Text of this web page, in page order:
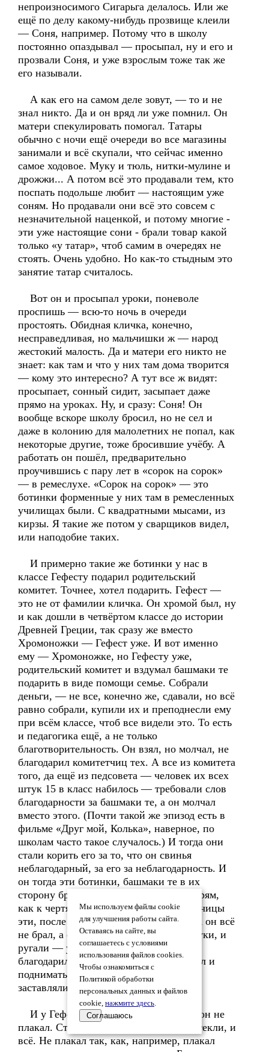
непроизносимого Сигарьга делалось. Или же
ещё по делу какому-нибудь прозвище клеили
— Соня, например. Потому что в школу
постоянно опаздывал — просыпал, ну и его и
прозвали Соня, и уже взрослым тоже так же
его называли.
А как его на самом деле зовут, — то и не
знал никто. Да и он вряд ли уже помнил. Он
матери спекулировать помогал. Татары
обычно с ночи ещё очереди во все магазины
занимали и всё скупали, что сейчас именно
самое ходовое. Муку и тюль, нитки-мулине и
дрожжи... А потом всё это продавали тем, кто
поспать подольше любит — настоящим уже
соням. Но продавали они всё это совсем с
незначительной наценкой, и потому многие -
эти уже настоящие сони - брали товар какой
только «у татар», чтоб самим в очередях не
стоять. Очень удобно. Но как-то стыдным это
занятие татар считалось.
Вот он и просыпал уроки, поневоле
проспишь — всю-то ночь в очереди
простоять. Обидная кличка, конечно,
несправедливая, но мальчишки ж — народ
жестокий малость. Да и матери его никто не
знает: как там и что у них там дома творится
— кому это интересно? А тут все ж видят:
просыпает, сонный сидит, засыпает даже
прямо на уроках. Ну, и сразу: Соня! Он
вообще вскоре школу бросил, но не сел и
даже в колонию для малолетних не попал, как
некоторые другие, тоже бросившие учёбу. А
работать он пошёл, предварительно
проучившись с пару лет в «сорок на сорок»
— в ремеслухе. «Сорок на сорок» — это
ботинки форменные у них там в ремесленных
училищах были. С квадратными мысами, из
кирзы. Я такие же потом у сварщиков видел,
или наподобие таких.
И примерно такие же ботинки у нас в
классе Гефесту подарил родительский
комитет. Точнее, хотел подарить. Гефест —
это не от фамилии кличка. Он хромой был, ну
и как дошли в четвёртом классе до истории
Древней Греции, так сразу же вместо
Хромоножки — Гефест уже. И вот именно
ему — Хромоножке, но Гефесту уже,
родительский комитет и вздумал башмаки те
подарить в виде помощи семье. Собрали
деньги, — не все, конечно же, сдавали, но всё
равно собрали, купили их и преподнесли ему
при всём классе, чтоб все видели это. То есть
и педагогика ещё, а не только
благотворительность. Он взял, но молчал, не
благодарил комитетчиц тех. А все из комитета
того, да ещё из педсовета — человек их всех
штук 15 в класс набилось — требовали слов
благодарности за башмаки те, а он молчал
вместо этого. (Почти такой же эпизод есть в
фильме «Друг мой, Колька», наверное, по
школам часто такое случалось.) И тогда они
стали корить его за то, что он свинья
неблагодарный, за его за неблагодарность. И
он тогда эти ботинки, башмаки те в их
сторону бросил — в угол класса, к дверям,
как к чертям собачьим. И они, комитетчицы
эти, после этого стали их совать ему. А он всё
не брал, а ему всё равно их совали в руки, и
ругали — уже вдвойне. И за то, что не
благодарил, и за то, что швырнул в угол и
поднимать их не стал, как они его ни
заставляли это сделать.
И у Гефеста текли из глаз слёзы, но он не
плакал. Стоял и молчал, только слезы текли, и
всё. Не плакал так, как, например, плакал
Мы используем файлы cookie
для улучшения работы сайта.
Оставаясь на сайте, вы
соглашаетесь с условиями
использования файлов cookies.
Чтобы ознакомиться с
Политикой обработки
персональных данных и файлов
cookie, нажмите здесь.
Соглашаюсь